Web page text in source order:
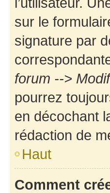
sur le
signature par
forum -->
pourrez
en décochant
rédaction de
Haut
Comment